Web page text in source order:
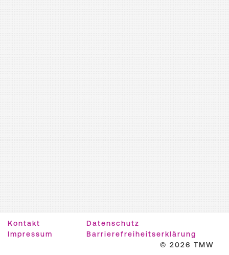
Kontakt
Datenschutz
Impressum
Barrierefreiheitserklärung
© 2026 TMW